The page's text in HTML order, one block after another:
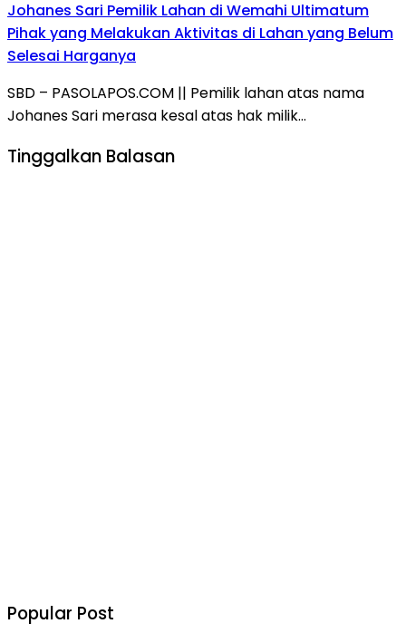
‎Johanes Sari Pemilik Lahan di Wemahi Ultimatum
Pihak yang Melakukan Aktivitas di Lahan yang Belum
Selesai Harganya
SBD – PASOLAPOS.COM || Pemilik lahan atas nama
Johanes Sari merasa kesal atas hak milik…
Tinggalkan Balasan
Popular Post